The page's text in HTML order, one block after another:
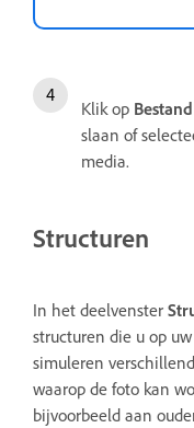
Klik op Bestand
slaan of
media.
Structuren
In het deelvenster
structuren die u op
simuleren
waarop de foto kan
bijvoorbeeld aan